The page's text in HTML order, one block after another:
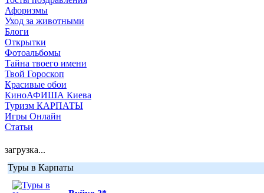
Афоризмы
Уход за животными
Блоги
Открытки
Фотоальбомы
Тайна твоего имени
Твой Гороскоп
Красивые обои
КиноАФИША Киева
Туризм КАРПАТЫ
Игры Онлайн
Статьи
загрузка...
Туры в Карпаты